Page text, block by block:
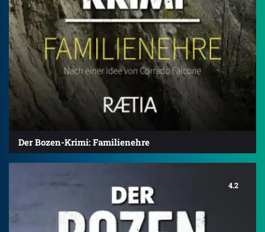
Der Bozen-Krimi: Familienehre
4.2